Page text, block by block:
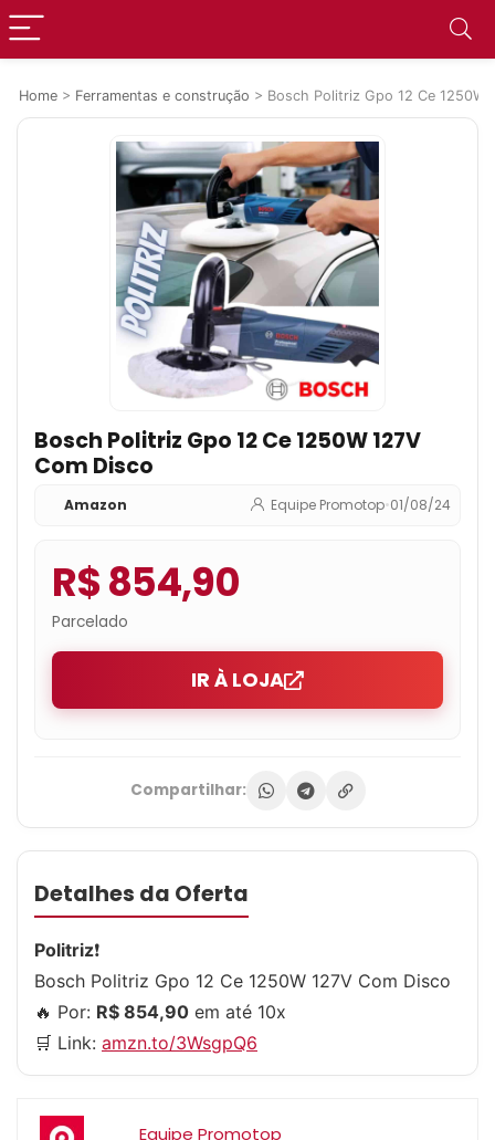
Home > Ferramentas e construção > Bosch Politriz Gpo 12 Ce 1250W
Bosch Politriz Gpo 12 Ce 1250W 127V
Com Disco
Amazon Equipe Promotop•01/08/24
R$ 854,90
Parcelado
IR À LOJA
Compartilhar:
Detalhes da Oferta
Politriz❗
Bosch Politriz Gpo 12 Ce 1250W 127V Com Disco
🔥 Por: R$ 854,90 em até 10x
🛒 Link: amzn.to/3WsgpQ6
Equipe Promotop